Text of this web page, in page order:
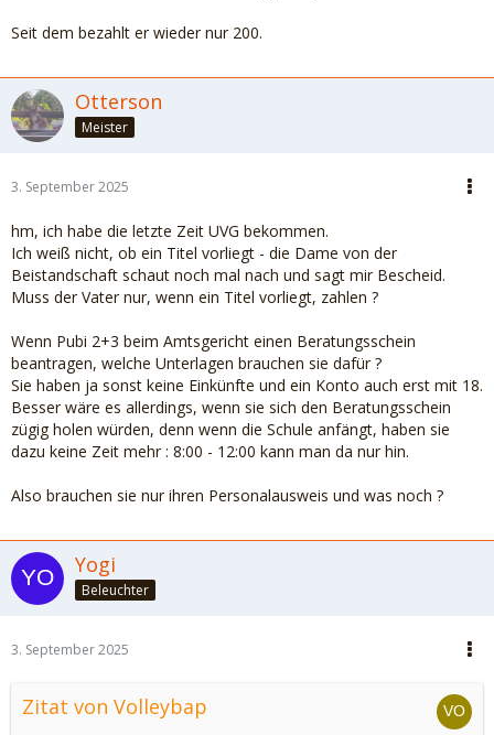
Seit dem bezahlt er wieder nur 200.
Otterson
Meister
3. September 2025
hm, ich habe die letzte Zeit UVG bekommen.
Ich weiß nicht, ob ein Titel vorliegt - die Dame von der
Beistandschaft schaut noch mal nach und sagt mir Bescheid.
Muss der Vater nur, wenn ein Titel vorliegt, zahlen ?
Wenn Pubi 2+3 beim Amtsgericht einen Beratungsschein
beantragen, welche Unterlagen brauchen sie dafür ?
Sie haben ja sonst keine Einkünfte und ein Konto auch erst mit 18.
Besser wäre es allerdings, wenn sie sich den Beratungsschein
zügig holen würden, denn wenn die Schule anfängt, haben sie
dazu keine Zeit mehr : 8:00 - 12:00 kann man da nur hin.
Also brauchen sie nur ihren Personalausweis und was noch ?
Yogi
Beleuchter
3. September 2025
Zitat von Volleybap